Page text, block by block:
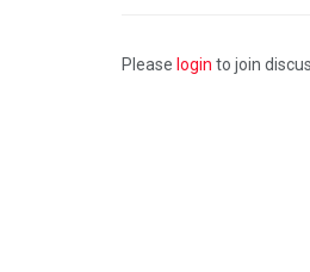
Please login to join